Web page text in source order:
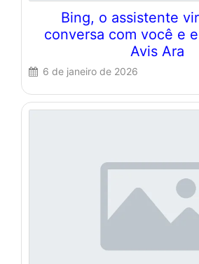
Bing, o assistente
conversa com você e
Avis Ara
6 de janeiro de 2026